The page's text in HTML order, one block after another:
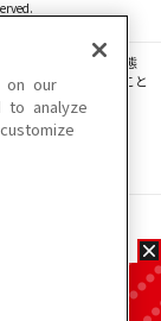
音声等を、手段や形態
ファイル化などすること
あります。
ます。
on our
to analyze